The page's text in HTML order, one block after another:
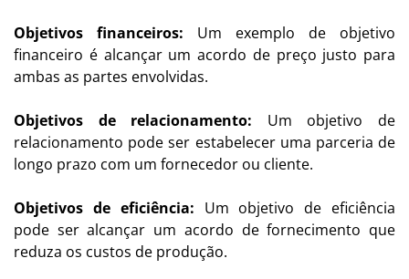
Objetivos financeiros: Um exemplo de objetivo
financeiro é alcançar um acordo de preço justo para
ambas as partes envolvidas.
Objetivos de relacionamento: Um objetivo de
relacionamento pode ser estabelecer uma parceria de
longo prazo com um fornecedor ou cliente.
Objetivos de eficiência: Um objetivo de eficiência
pode ser alcançar um acordo de fornecimento que
reduza os custos de produção.